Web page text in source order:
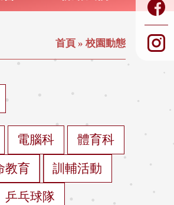
首頁 » 校園動態
電腦科 體育科
教育 訓輔活動
乒乓球隊